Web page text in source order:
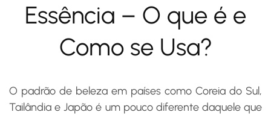
Essência – O que é e
Como se Usa?
O padrão de beleza em países como Coreia do Sul,
Tailândia e Japão é um pouco diferente daquele que